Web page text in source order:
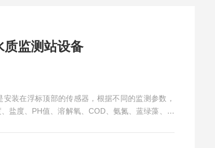
质监测站设备
装在浮标顶部的传感器，根据不同的监测参数，
盐度、PH值、溶解氧、COD、氨氮、蓝绿藻、叶